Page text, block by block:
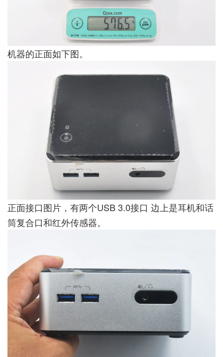
机器的正面如下图。
正面接口图片，有两个USB 3.0接口 边上是耳机和话
筒复合口和红外传感器。